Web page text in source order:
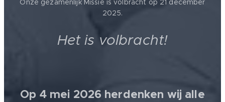
Onze gezamenlijk Missie is volbracht op 21 december
2025.
Het is volbracht!
Op 4 mei 2026 herdenken wij alle